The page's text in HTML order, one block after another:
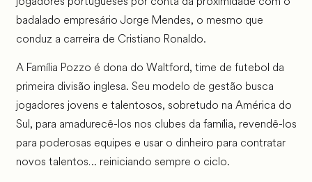
badalado empresário Jorge Mendes, o mesmo que
conduz a carreira de Cristiano Ronaldo.
A Família Pozzo é dona do Waltford, time de futebol da
primeira divisão inglesa. Seu modelo de gestão busca
jogadores jovens e talentosos, sobretudo na América do
Sul, para amadurecê-los nos clubes da família, revendê-los
para poderosas equipes e usar o dinheiro para contratar
novos talentos… reiniciando sempre o ciclo.